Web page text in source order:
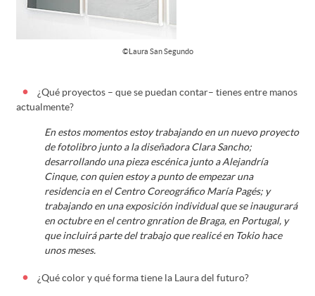
©Laura San Segundo
¿Qué proyectos – que se puedan contar– tienes entre manos
actualmente?
En estos momentos estoy trabajando en un nuevo proyecto
de fotolibro junto a la diseñadora Clara Sancho;
desarrollando una pieza escénica junto a Alejandría
Cinque, con quien estoy a punto de empezar una
residencia en el Centro Coreográfico María Pagés; y
trabajando en una exposición individual que se inaugurará
en octubre en el centro gnration de Braga, en Portugal, y
que incluirá parte del trabajo que realicé en Tokio hace
unos meses.
¿Qué color y qué forma tiene la Laura del futuro?